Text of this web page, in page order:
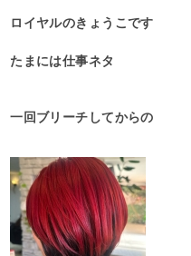
ロイヤルのきょうこです
たまには仕事ネタ
一回ブリーチしてからの